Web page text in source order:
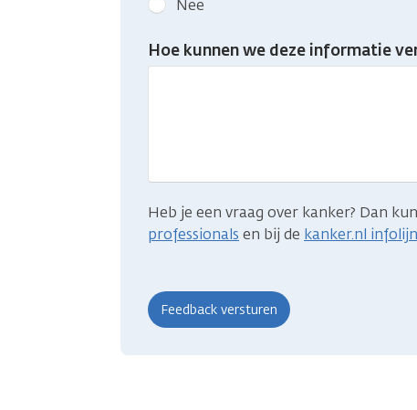
feedback:
Heb
je
Nee
Hoe kunnen we deze informatie
Heb je een vraag over kanker? Dan
professionals en bij de kanker.nl infolijn